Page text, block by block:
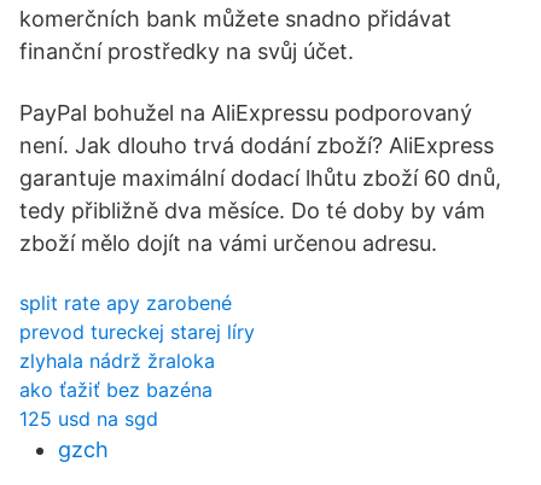
komerčních bank můžete snadno přidávat
finanční prostředky na svůj účet.
PayPal bohužel na AliExpressu podporovaný
není. Jak dlouho trvá dodání zboží? AliExpress
garantuje maximální dodací lhůtu zboží 60 dnů,
tedy přibližně dva měsíce. Do té doby by vám
zboží mělo dojít na vámi určenou adresu.
split rate apy zarobené
prevod tureckej starej líry
zlyhala nádrž žraloka
ako ťažiť bez bazéna
125 usd na sgd
gzch